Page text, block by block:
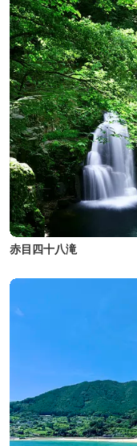
赤目四十八滝